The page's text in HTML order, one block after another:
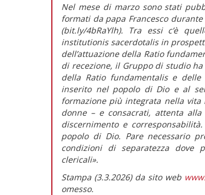
Nel mese di marzo sono stati
formati da papa Francesco
(bit.ly/4bRaYlh). Tra essi c’è
institutionis sacerdotalisin
dell’attuazione della Ratio
di recezione, il Gruppo di studio ha
della Ratio fundamentalise delle
inserito nel popolo di Dio e al
formazione più integrata nella
donne – e consacrati, attenta
discernimento e corresponsabilità.
popolo di Dio. Pare necessario
condizioni di separatezza dove
clericali».
Stampa (3.3.2026) da sito web
omesso.